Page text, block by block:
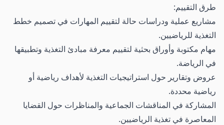
طرق التقييم:
مشاريع عملية ودراسات حالة لتقييم المهارات في تصميم خطط
التغذية للرياضيين.
مهام مكتوبة وأوراق بحثية لتقييم معرفة مبادئ التغذية وتطبيقها
في الرياضة.
عروض وتقارير حول استراتيجيات التغذية لأهداف رياضية أو
رياضية محددة.
المشاركة في المناقشات الجماعية والمناظرات حول القضايا
المعاصرة في تغذية الرياضيين.